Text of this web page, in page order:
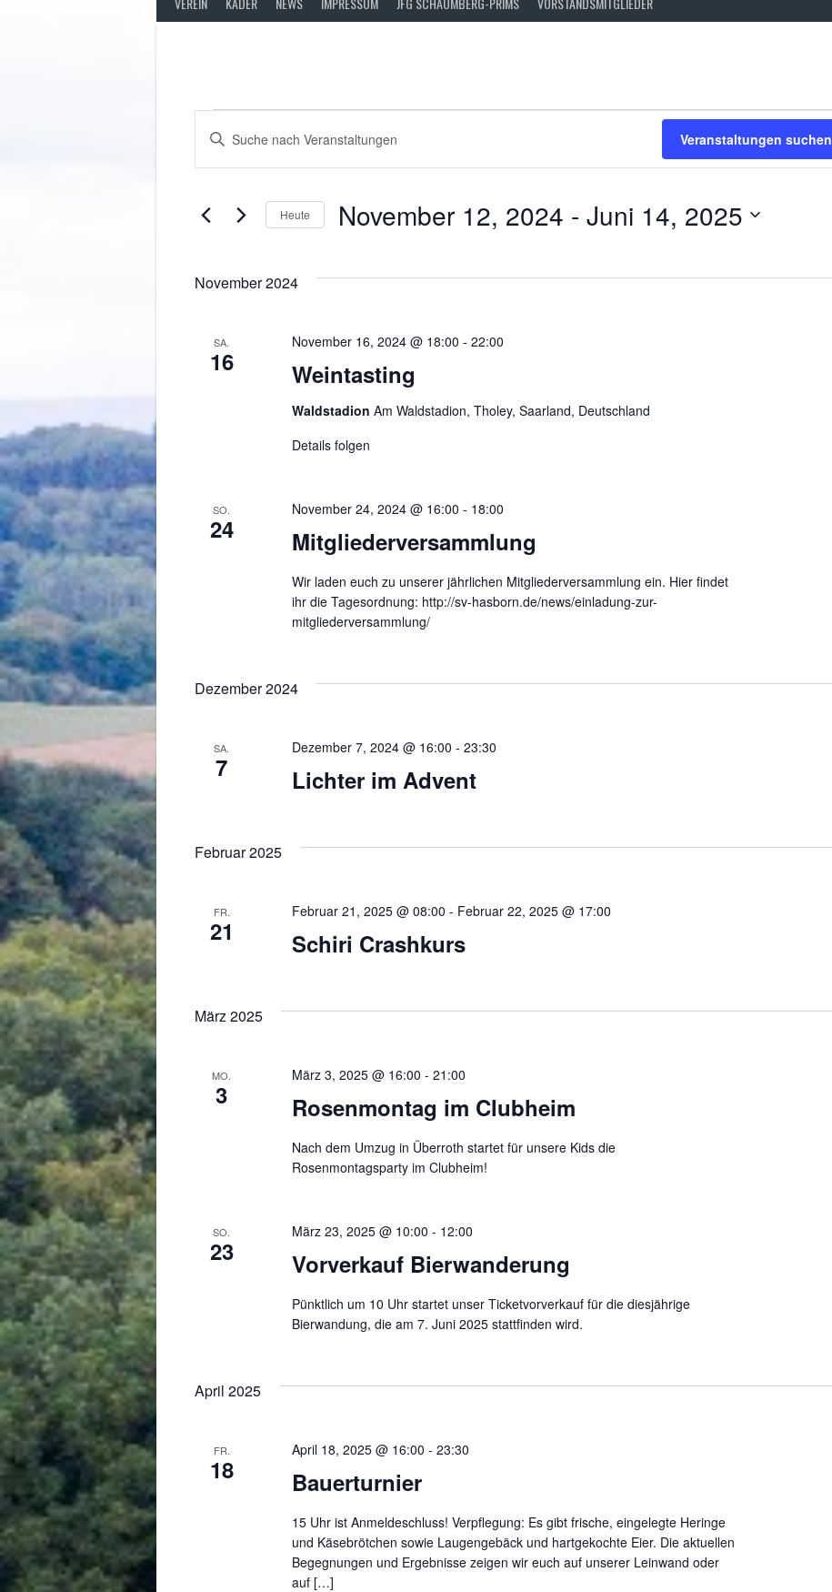
VERANSTALTUNGEN
VERANSTALTUNGEN
SUCHE
UND
NAVIGATION
Bitte
nach
Veranstaltungen suchen
Heute November 12, 2024 - Juni 14, 2025
November 2024
SA.
16 Weintasting
November 16, 2024 @ 18:00 -22:00
WaldstadionAm Waldstadion, Tholey, Saarland, Deutschland
Details folgen
SO.
24 Mitgliederversammlung
November 24, 2024 @ 16:00 - 18:00
Wir laden euch zu unserer jährlichen Mitgliederversammlung ein. Hier findet
ihr die Tagesordnung: http://sv-hasborn.de/news/einladung-zur-
mitgliederversammlung/
Dezember 2024
SA.
7 Lichter im Advent
Dezember 7, 2024 @ 16:00 -23:30
Februar 2025
FR.
21 Schiri Crashkurs
Februar 21, 2025 @ 08:00 - Februar 22, 2025 @ 17:00
März 2025
MO.
3 Rosenmontag im Clubheim
März 3, 2025 @ 16:00 -21:00
Nach dem Umzug in Überroth startet für unsere Kids die
Rosenmontagsparty im Clubheim!
SO.
23 Vorverkauf Bierwanderung
März 23, 2025 @ 10:00 - 12:00
Pünktlich um 10 Uhr startet unser Ticketvorverkauf für die diesjährige
Bierwandung, die am 7. Juni 2025 stattfinden wird.
April 2025
FR.
18 Bauerturnier
April 18, 2025 @ 16:00 -23:30
15 Uhr ist Anmeldeschluss! Verpflegung: Es gibt frische, eingelegte Heringe
und Käsebrötchen sowie Laugengebäck und hartgekochte Eier. Die aktuellen
Begegnungen und Ergebnisse zeigen wir euch auf unserer Leinwand oder
auf […]